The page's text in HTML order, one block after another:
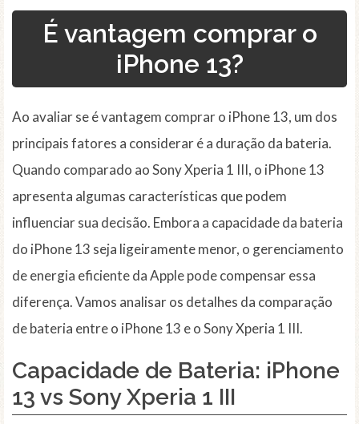
É vantagem comprar o
iPhone 13?
Ao avaliar se é vantagem comprar o iPhone 13, um dos
principais fatores a considerar é a duração da bateria.
Quando comparado ao Sony Xperia 1 III, o iPhone 13
apresenta algumas características que podem
influenciar sua decisão. Embora a capacidade da bateria
do iPhone 13 seja ligeiramente menor, o gerenciamento
de energia eficiente da Apple pode compensar essa
diferença. Vamos analisar os detalhes da comparação
de bateria entre o iPhone 13 e o Sony Xperia 1 III.
Capacidade de Bateria: iPhone
13 vs Sony Xperia 1 III